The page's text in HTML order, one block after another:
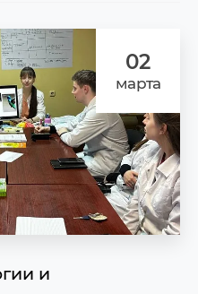
02
марта
и